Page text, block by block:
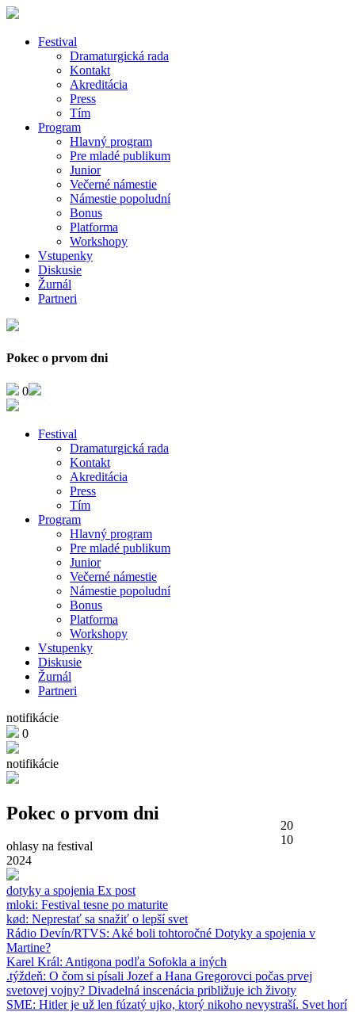
Festival
Dramaturgická rada
Kontakt
Akreditácia
Press
Tím
Program
Hlavný program
Pre mladé publikum
Junior
Večerné námestie
Námestie popoludní
Bonus
Platforma
Workshopy
Vstupenky
Diskusie
Žurnál
Partneri
Pokec o prvom dni
0
Festival
Dramaturgická rada
Kontakt
Akreditácia
Press
Tím
Program
Hlavný program
Pre mladé publikum
Junior
Večerné námestie
Námestie popoludní
Bonus
Platforma
Workshopy
Vstupenky
Diskusie
Žurnál
Partneri
notifikácie
0
notifikácie
20
10
Pokec o prvom dni
ohlasy na festival
2024
dotyky a spojenia Ex post
mloki: Festival tesne po maturite
kød: Neprestať sa snažiť o lepší svet
Rádio Devín/RTVS: Aké boli tohtoročné Dotyky a spojenia v
Martine?
Karel Král: Antigona podľa Sofokla a iných
.týždeň: O čom si písali Jozef a Hana Gregorovci počas prvej
svetovej vojny? Divadelná inscenácia približuje ich životy
SME: Hitler je už len fúzatý ujko, ktorý nikoho nevystraší. Svet horí